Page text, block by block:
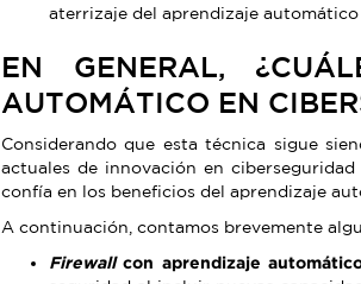
aterrizaje del aprendizaje
EN GENERAL,
AUTOMÁTICO EN
Considerando que esta técnica sigue
actuales de innovación en
confía en los beneficios del aprendizaje
A continuación, contamos brevemente
Firewallcon aprendizaje